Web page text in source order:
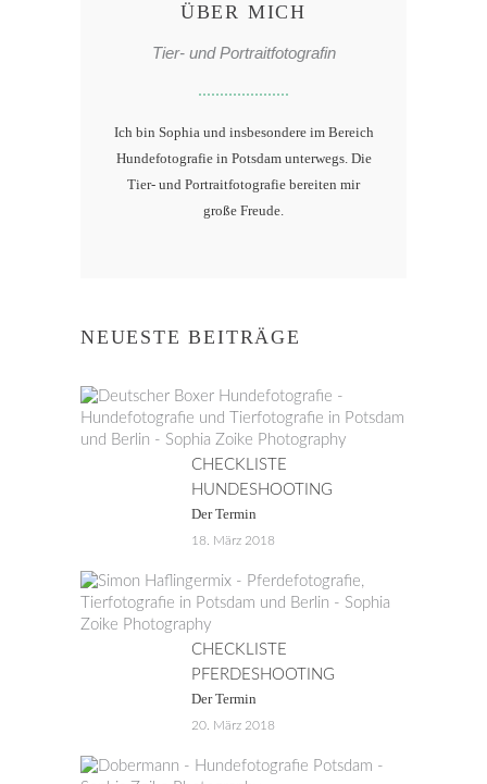
ÜBER MICH
Tier- und Portraitfotografin
Ich bin Sophia und insbesondere im Bereich
Hundefotografie in Potsdam unterwegs. Die
Tier- und Portraitfotografie bereiten mir
große Freude.
NEUESTE BEITRÄGE
CHECKLISTE
HUNDESHOOTING
Der Termin
18. März 2018
CHECKLISTE
PFERDESHOOTING
Der Termin
20. März 2018